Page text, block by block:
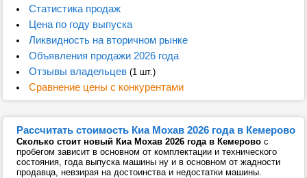
Статистика продаж
Цена по году выпуска
Ликвидность на вторичном рынке
Объявления продажи 2026 года
Отзывы владельцев(1 шт.)
Сравнение цены с конкурентами
Рассчитать стоимость Киа Мохав 2026 года в Кемерово
Сколько стоит новый Киа Мохав 2026 года в Кемерово с
пробегом зависит в основном от комплектации и технического
состояния, года выпуска машины ну и в основном от жадности
продавца, невзирая на достоинства и недостатки машины.